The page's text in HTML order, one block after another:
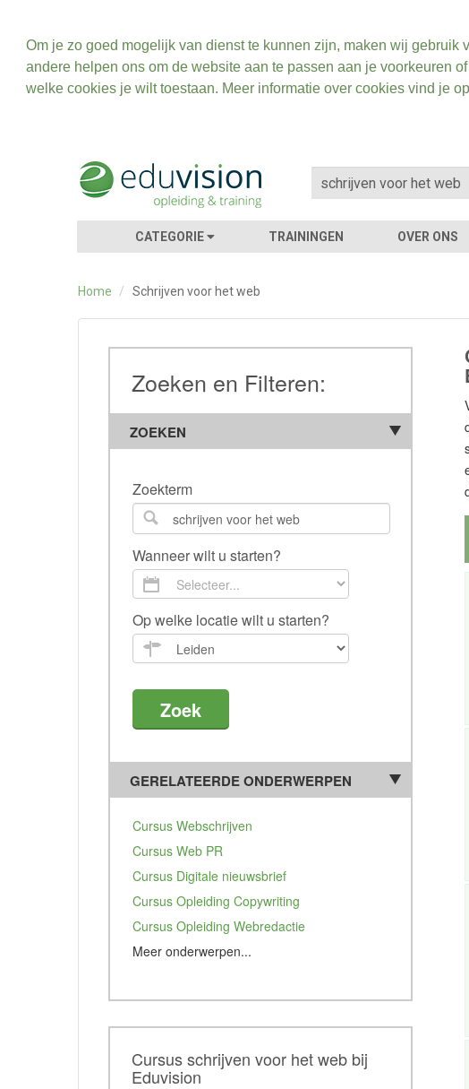
Om je zo goed mogelijk van dienst te kunnen zijn, maken wij
andere helpen ons om de website aan te passen aan je voorkeuren
welke cookies je wilt toestaan. Meer informatie over cookies vind je
CATEGORIE TRAININGEN OVER ONS
Home / Schrijven voor het web
Zoeken en Filteren:
ZOEKEN
Zoekterm
Wanneer wilt u starten?
Op welke locatie wilt u starten?
GERELATEERDE ONDERWERPEN
Cursus Webschrijven
Cursus Web PR
Cursus Digitale nieuwsbrief
Cursus Opleiding Copywriting
Cursus Opleiding Webredactie
Meer onderwerpen...
Cursus schrijven voor het web bij
Eduvision